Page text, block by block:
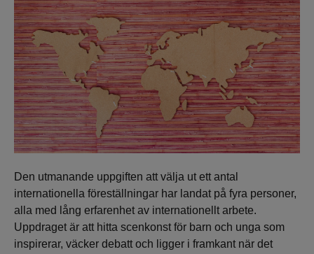
Den utmanande uppgiften att välja ut ett antal
internationella föreställningar har landat på fyra personer,
alla med lång erfarenhet av internationellt arbete.
Uppdraget är att hitta scenkonst för barn och unga som
inspirerar, väcker debatt och ligger i framkant när det